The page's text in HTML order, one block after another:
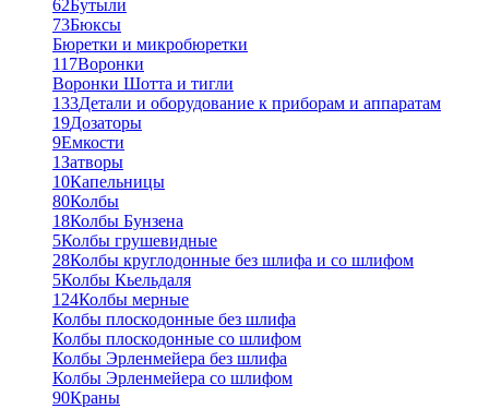
62Бутыли
73Бюксы
Бюретки и микробюретки
117Воронки
Воронки Шотта и тигли
133Детали и оборудование к приборам и аппаратам
19Дозаторы
9Емкости
1Затворы
10Капельницы
80Колбы
18Колбы Бунзена
5Колбы грушевидные
28Колбы круглодонные без шлифа и со шлифом
5Колбы Кьельдаля
124Колбы мерные
Колбы плоскодонные без шлифа
Колбы плоскодонные со шлифом
Колбы Эрленмейера без шлифа
Колбы Эрленмейера со шлифом
90Краны